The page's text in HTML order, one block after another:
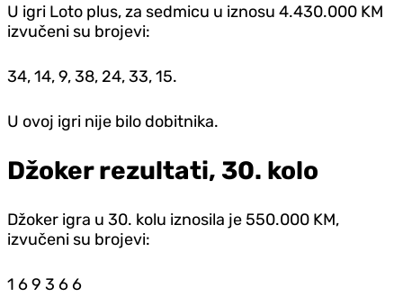
U igri Loto plus, za sedmicu u iznosu 4.430.000 KM
izvučeni su brojevi:
34, 14, 9, 38, 24, 33, 15.
U ovoj igri nije bilo dobitnika.
Džoker rezultati, 30. kolo
Džoker igra u 30. kolu iznosila je 550.000 KM,
izvučeni su brojevi:
1 6 9 3 6 6